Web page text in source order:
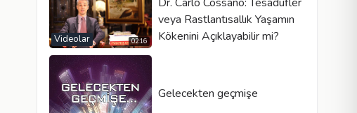
02:16
Videolar
veya Rastlantısallık Yaşamın
Kökenini Açıklayabilir mi?
Gelecekten geçmişe